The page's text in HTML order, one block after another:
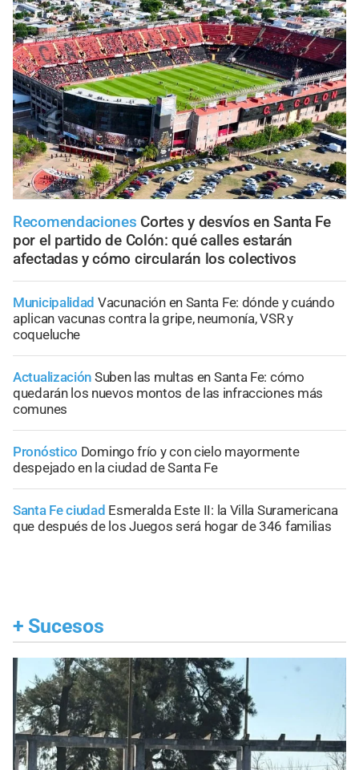
Recomendaciones Cortes y desvíos en Santa Fe
por el partido de Colón: qué calles estarán
afectadas y cómo circularán los colectivos
Municipalidad Vacunación en Santa Fe: dónde y cuándo
aplican vacunas contra la gripe, neumonía, VSR y
coqueluche
Actualización Suben las multas en Santa Fe: cómo
quedarán los nuevos montos de las infracciones más
comunes
Pronóstico Domingo frío y con cielo mayormente
despejado en la ciudad de Santa Fe
Santa Fe ciudad Esmeralda Este II: la Villa Suramericana
que después de los Juegos será hogar de 346 familias
+ Sucesos